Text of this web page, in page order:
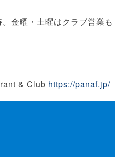
金曜・土曜はクラブ営業も
& Club https://panaf.jp/